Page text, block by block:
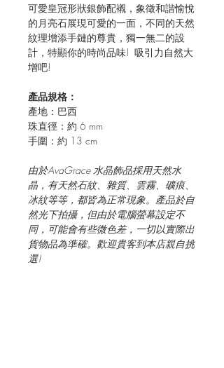
可愛皇冠形狀銀飾配襯，象徵和諧愉悅
的月亮石展現可愛的一面，不同的天然
紋理增添手鏈的尊貴，獨一無二的設
計，特顯你的時尚品味! 吸引力自然大
增吧!
產品規格：
產地：巴西
珠直徑：約 6 mm
手圍：約 13 cm
由於AvaGrace水晶飾品採用天然水
晶 ，有天然石紋、雜質、雲霧、礦痕、
冰紋等等，都皆為正常現象。產品於自
然光下拍攝，但由於電腦螢幕設定不
同，可能會有些微色差，一切以實際出
貨物品為準確。 歡迎貴客到本店親自挑
選!